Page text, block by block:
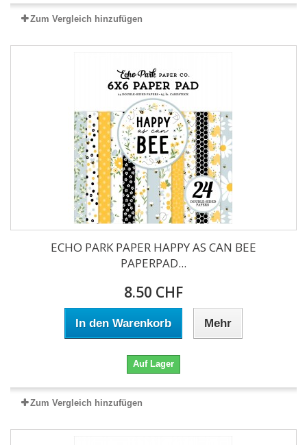
Zum Vergleich hinzufügen
ECHO PARK PAPER HAPPY AS CAN BEE
PAPERPAD...
8.50 CHF
In den Warenkorb Mehr
Auf Lager
Zum Vergleich hinzufügen